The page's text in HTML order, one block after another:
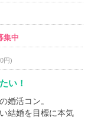
集中
円)
い！
婚活コン。
結婚を目標に本気